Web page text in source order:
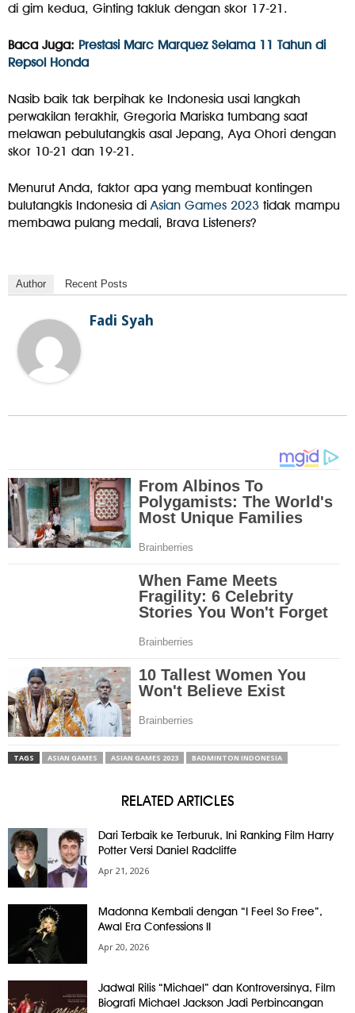
di gim kedua, Ginting takluk dengan skor 17-21.
Baca Juga: Prestasi Marc Marquez Selama 11 Tahun di
Repsol Honda
Nasib baik tak berpihak ke Indonesia usai langkah
perwakilan terakhir, Gregoria Mariska tumbang saat
melawan pebulutangkis asal Jepang, Aya Ohori dengan
skor 10-21 dan 19-21.
Menurut Anda, faktor apa yang membuat kontingen
bulutangkis Indonesia diAsian Games 2023 tidak mampu
membawa pulang medali, Brava Listeners?
Author Recent Posts
Fadi Syah
TAGS ASIAN GAMES ASIAN GAMES 2023 BADMINTON INDONESIA
RELATED ARTICLES
Dari Terbaik ke Terburuk, Ini Ranking Film Harry
Potter Versi Daniel Radcliffe
Apr 21, 2026
Madonna Kembali dengan “I Feel So Free”,
Awal Era Confessions II
Apr 20, 2026
Jadwal Rilis “Michael” dan Kontroversinya, Film
Biografi Michael Jackson Jadi Perbincangan